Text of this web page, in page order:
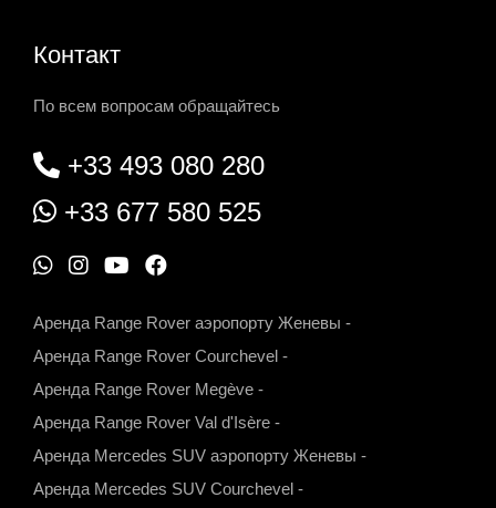
Контакт
По всем вопросам обращайтесь
+33 493 080 280
+33 677 580 525
W
s
a
p
p
I
a
g
r
a
Y
e
F
o
k
Аренда Range Rover аэропорту Женевы -
Аренда Range Rover Courchevel -
Аренда Range Rover Megève -
Аренда Range Rover Val d'Isère -
Аренда Mercedes SUV аэропорту Женевы -
Аренда Mercedes SUV Courchevel -